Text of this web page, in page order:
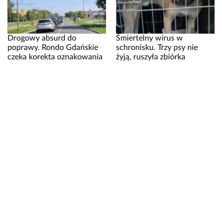
Drogowy absurd do
poprawy. Rondo Gdańskie
czeka korekta oznakowania
Śmiertelny wirus w
schronisku. Trzy psy nie
żyją, ruszyła zbiórka